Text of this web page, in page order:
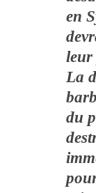
en
leur
La
du